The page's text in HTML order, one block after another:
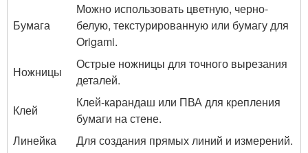
Бумага
Можно использовать цветную, черно-
белую, текстурированную или бумагу для
Origami.
Ножницы
Острые ножницы для точного вырезания
деталей.
Клей
Клей-карандаш или ПВА для крепления
бумаги на стене.
Линейка
Для создания прямых линий и измерений.